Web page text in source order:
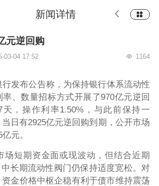
新闻详情
元逆回购
03-04 17:52 1164
发布公告称，为保持银行体系流动性
、数量招标方式开展了970亿元逆回
，操作利率1.50%，与此前保持一
日有2925亿元逆回购到期，公开市场
元。
场短期资金面或现波动，但结合近期
长期流动性阀门仍保持适度宽松。对
金价格中枢企稳有利于债市维持震荡